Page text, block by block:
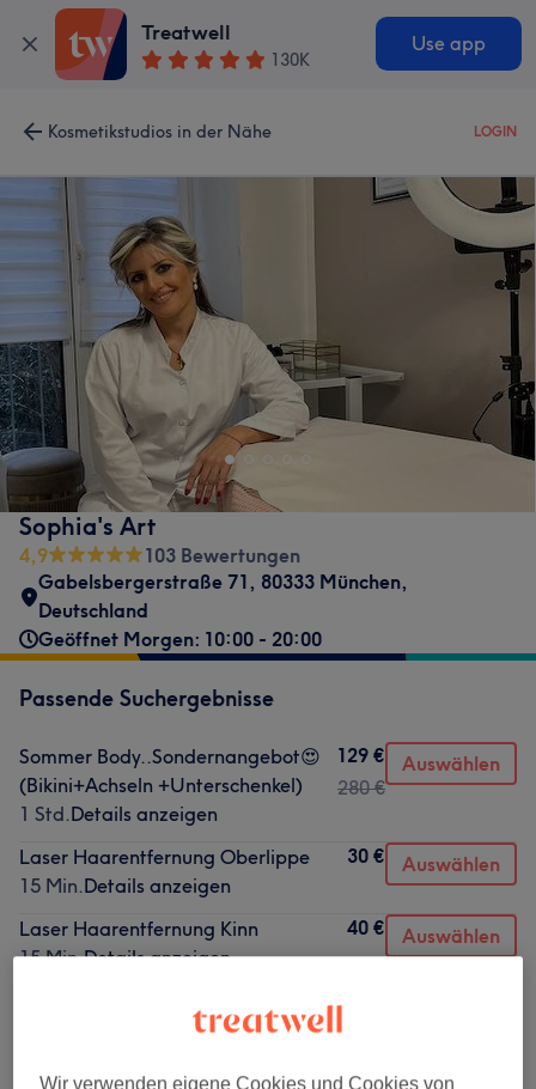
Treatwell
130K
Use app
Kosmetikstudios in der Nähe LOGIN
Sophia's Art
4,9
103 Bewertungen
Gabelsbergerstraße 71, 80333 München,
Deutschland
Geöffnet Morgen: 10:00 - 20:00
Passende Suchergebnisse
Sommer Body..Sondernangebot😍
(Bikini+Achseln +Unterschenkel)
1 Std.Details anzeigen
129 €
280 €
Auswählen
Laser Haarentfernung Oberlippe
15 Min.Details anzeigen
30 € Auswählen
Laser Haarentfernung Kinn
15 Min.Details anzeigen
40 € Auswählen
Details anzeigen
Laser Haarentfernung Achseln
80 € Auswählen
Wir verwenden eigene Cookies und Cookies von